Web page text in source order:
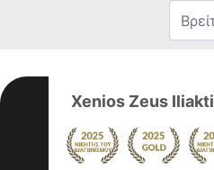
Xenios Zeus Iliakti